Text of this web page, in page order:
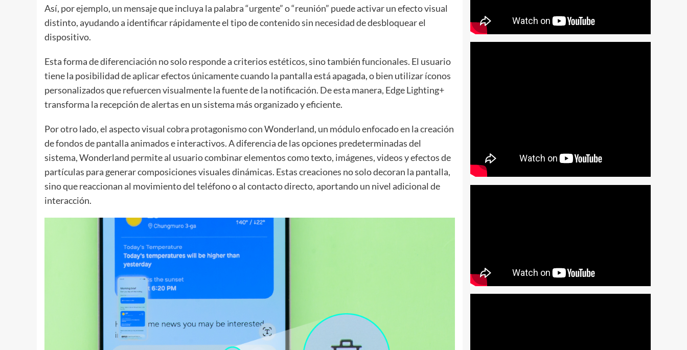
Así, por ejemplo, un mensaje que incluya la palabra “urgente” o “reunión” puede activar un efecto visual
distinto, ayudando a identificar rápidamente el tipo de contenido sin necesidad de desbloquear el
dispositivo.
Esta forma de diferenciación no solo responde a criterios estéticos, sino también funcionales. El usuario
tiene la posibilidad de aplicar efectos únicamente cuando la pantalla está apagada, o bien utilizar íconos
personalizados que refuercen visualmente la fuente de la notificación. De esta manera, Edge Lighting+
transforma la recepción de alertas en un sistema más organizado y eficiente.
Por otro lado, el aspecto visual cobra protagonismo con Wonderland, un módulo enfocado en la creación
de fondos de pantalla animados e interactivos. A diferencia de las opciones predeterminadas del
sistema, Wonderland permite al usuario combinar elementos como texto, imágenes, videos y efectos de
partículas para generar composiciones visuales dinámicas. Estas creaciones no solo decoran la pantalla,
sino que reaccionan al movimiento del teléfono o al contacto directo, aportando un nivel adicional de
interacción.